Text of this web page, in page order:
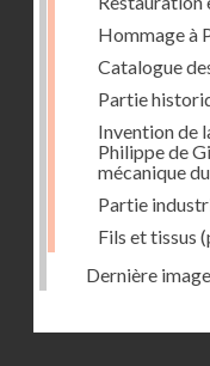
Hommage à
Catalogue
Partie
Invention de
Philippe de
mécanique
Partie
Fils et tissus
Dernière image